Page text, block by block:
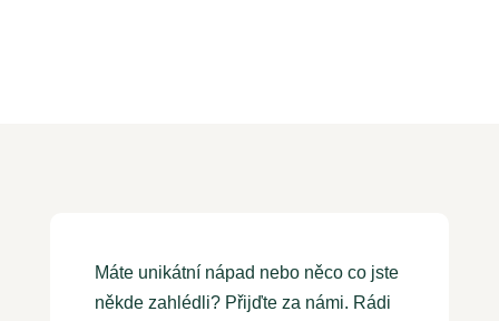
Máte unikátní nápad nebo něco co jste
někde zahlédli? Přijďte za námi. Rádi